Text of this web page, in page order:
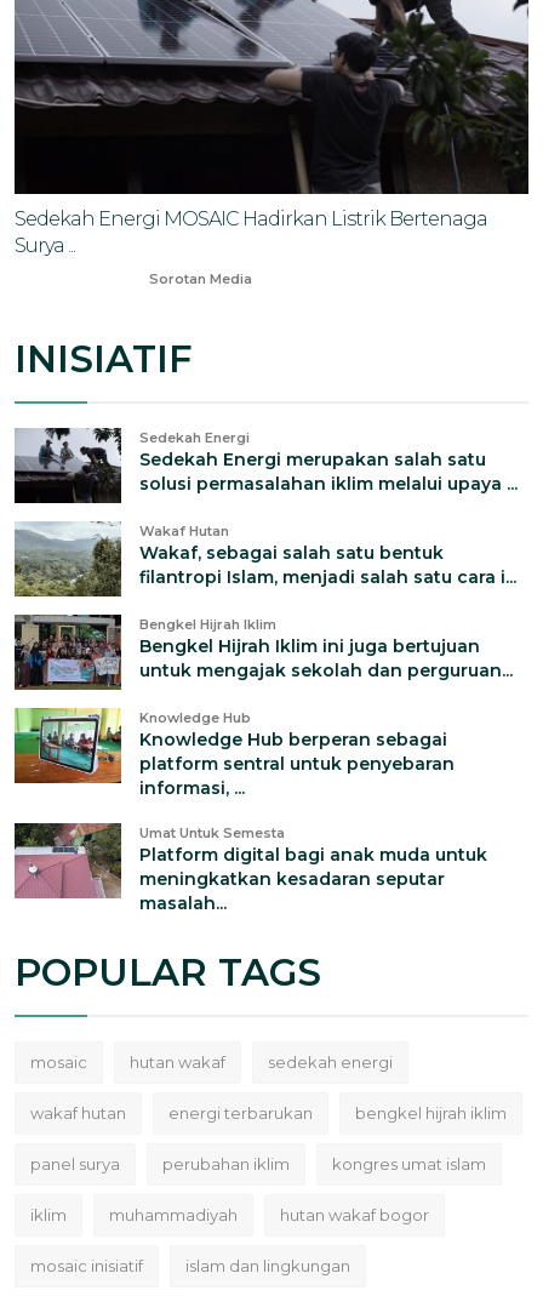
Sedekah Energi MOSAIC Hadirkan Listrik Bertenaga
Surya ...
Sorotan Media
INISIATIF
Sedekah Energi
Sedekah Energi merupakan salah satu
solusi permasalahan iklim melalui upaya ...
Wakaf Hutan
Wakaf, sebagai salah satu bentuk
filantropi Islam, menjadi salah satu cara i...
Bengkel Hijrah Iklim
Bengkel Hijrah Iklim ini juga bertujuan
untuk mengajak sekolah dan perguruan...
Knowledge Hub
Knowledge Hub berperan sebagai
platform sentral untuk penyebaran
informasi, ...
Umat Untuk Semesta
Platform digital bagi anak muda untuk
meningkatkan kesadaran seputar
masalah...
POPULAR TAGS
mosaic hutan wakaf sedekah energi
wakaf hutan energi terbarukan bengkel hijrah iklim
panel surya perubahan iklim kongres umat islam
iklim muhammadiyah hutan wakaf bogor
mosaic inisiatif islam dan lingkungan